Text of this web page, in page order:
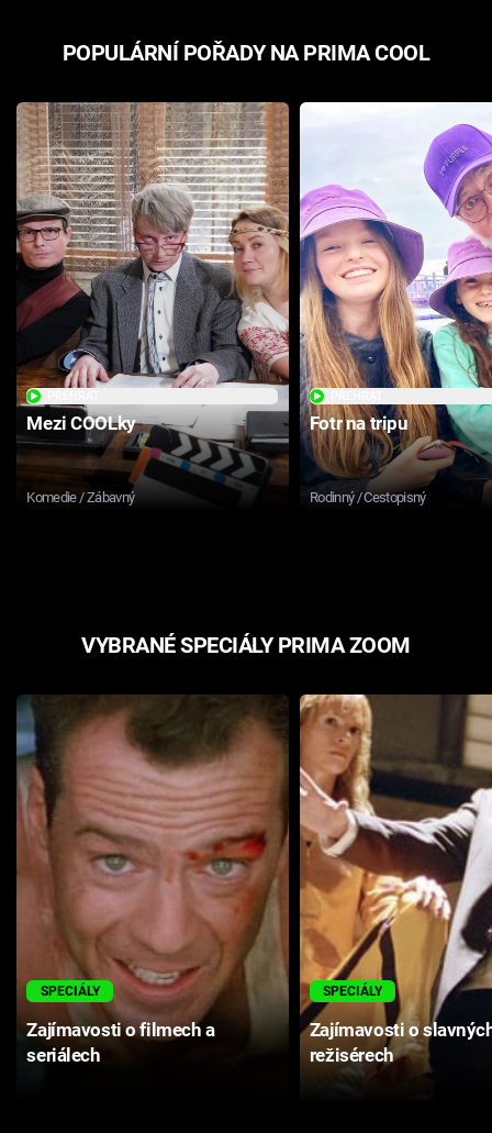
POPULÁRNÍ POŘADY NA PRIMA COOL
Mezi COOLky
Komedie / Zábavný
Fotr na tripu
Rodinný / Cestopisný
VYBRANÉ SPECIÁLY PRIMA ZOOM
SPECIÁLY
Zajímavosti o filmech a
seriálech
SPECIÁLY
Zajímavosti o
režisérech